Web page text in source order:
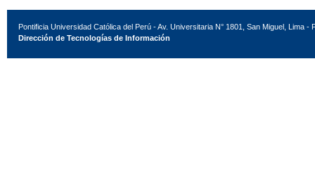
Pontificia Universidad Católica del Perú - Av. Universitaria N° 1801, San Miguel, Lima -
Dirección de Tecnologías de Información